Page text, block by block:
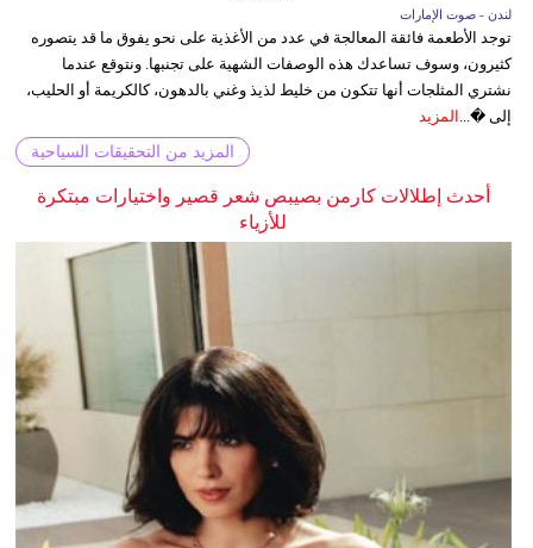
لندن - صوت الإمارات
توجد الأطعمة فائقة المعالجة في عدد من الأغذية على نحو يفوق ما قد يتصوره
كثيرون، وسوف تساعدك هذه الوصفات الشهية على تجنبها. ونتوقع عندما
نشتري المثلجات أنها تتكون من خليط لذيذ وغني بالدهون، كالكريمة أو الحليب،
إلى �... المزيد
المزيد من التحقيقات السياحية
أحدث إطلالات كارمن بصيبص شعر قصير واختيارات مبتكرة
للأزياء